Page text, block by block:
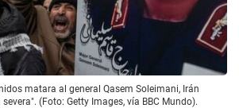
matara al general Qasem Soleimani, Irán
(Foto: Getty Images, vía BBC Mundo).